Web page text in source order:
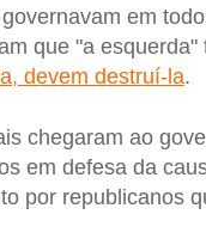
em
que "a
devem destruí-la.
chegaram ao
em defesa da
por republicanos